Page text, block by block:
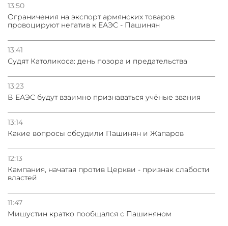
13:50
Oграничения на экспорт армянских товаров
провоцируют негатив к ЕАЭС - Пашинян
13:41
Судят Католикоса: день позора и предательства
13:23
В ЕАЭС будут взаимно признаваться учёные звания
13:14
Какие вопросы обсудили Пашинян и Жапаров
12:13
Кампания, начатая против Церкви - признак слабости
властей
11:47
Мишустин кратко пообщался с Пашиняном